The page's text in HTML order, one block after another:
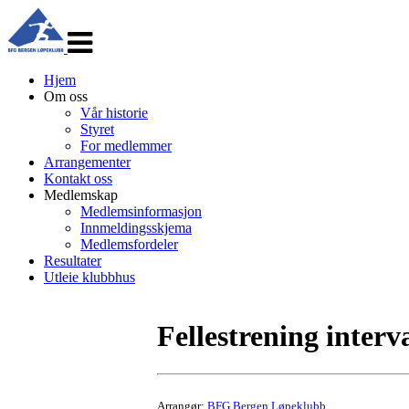
navigasjon
Hjem
Om oss
Vår historie
Styret
For medlemmer
Arrangementer
Kontakt oss
Medlemskap
Medlemsinformasjon
Innmeldingsskjema
Medlemsfordeler
Resultater
Utleie klubbhus
Fellestrening
Arrangør: BFG Bergen Løpeklubb